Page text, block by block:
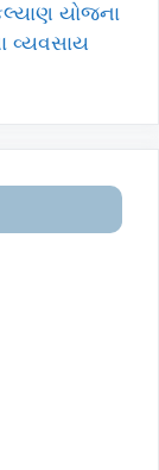
યોજના
વ્યવસાય